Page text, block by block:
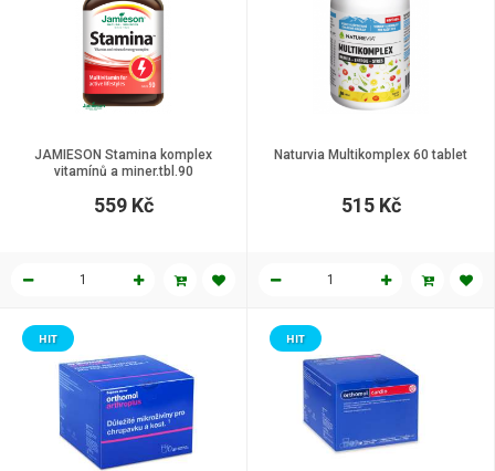
JAMIESON Stamina komplex
vitamínů a miner.tbl.90
559 Kč
Naturvia Multikomplex 60 tablet
515 Kč
HIT HIT